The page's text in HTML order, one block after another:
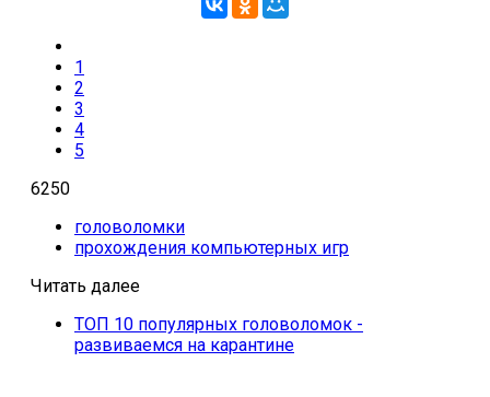
1
2
3
4
5
6250
головоломки
прохождения компьютерных игр
Читать далее
ТОП 10 популярных головоломок -
развиваемся на карантине